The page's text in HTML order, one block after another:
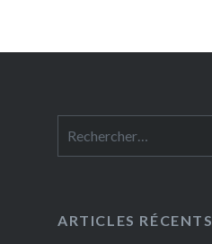
ARTICLES RÉCENTS